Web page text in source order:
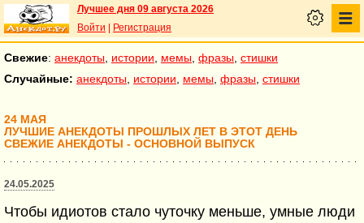
Лучшее дня 09 августа 2026
Войти
Регистрация
Свежие: анекдоты истории мемы фразы стишки
Случайные: анекдоты истории мемы фразы стишки
24 МАЯ
ЛУЧШИЕ АНЕКДОТЫ ПРОШЛЫХ ЛЕТ В ЭТОТ ДЕНЬ
СВЕЖИЕ АНЕКДОТЫ - ОСНОВНОЙ ВЫПУСК
24.05.2025
Чтобы идиотов стало чуточку меньше, умные люди